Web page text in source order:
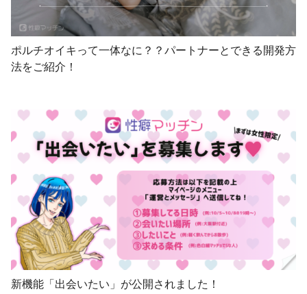
ポルチオイキって一体なに？？パートナーとできる開発方
法をご紹介！
新機能「出会いたい」が公開されました！